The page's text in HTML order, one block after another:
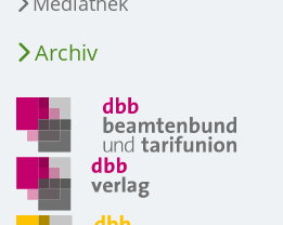
Archiv